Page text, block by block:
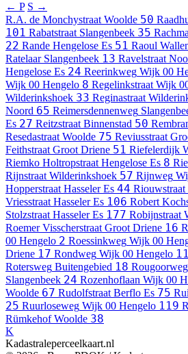
← P S →
R.A. de Monchystraat Woolde 50
101 Rabatstraat Slangenbeek 35
22 Rande Hengelose Es 51 Raoul
Ratelaar Slangenbeek 13 Ravelstraat
Hengelose Es 24 Reerinkweg Wijk 00
Wijk 00 Hengelo 8 Regelinkstraat Wijk
Wilderinkshoek 33 Reginastraat
Noord 65 Reimersdennenweg
Es 27 Reitzstraat Binnenstad 50
Resedastraat Woolde 75 Reviusstraat
Feithstraat Groot Driene 51 Riefelerdijk
Riemko Holtropstraat Hengelose Es 8
Rijnstraat Wilderinkshoek 57 Rijnweg
Hopperstraat Hasseler Es 44 Riouwstraat
Vriesstraat Hasseler Es 106 Robert
Stolzstraat Hasseler Es 177 Robijnstraat
Roemer Visscherstraat Groot Driene 16
00 Hengelo 2 Roessinkweg Wijk 00
Driene 17 Rondweg Wijk 00 Hengelo 11
Rotersweg Buitengebied 18 Rougoorweg
Slangenbeek 24 Rozenhoflaan Wijk 00
Woolde 67 Rudolfstraat Berflo Es 75
25 Ruurloseweg Wijk 00 Hengelo 119
Rümkehof Woolde 38
K
Kadastraleperceelkaart.nl